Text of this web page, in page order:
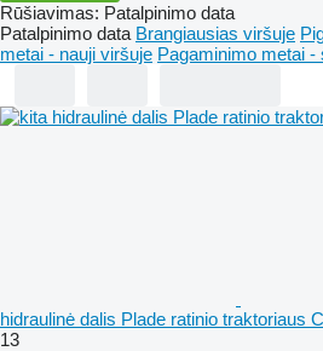
Rūšiavimas: Patalpinimo data
Patalpinimo data Brangiausias viršuje
metai - nauji viršuje Pagaminimo metai -
hidraulinė dalis Plade ratinio traktoriaus
13